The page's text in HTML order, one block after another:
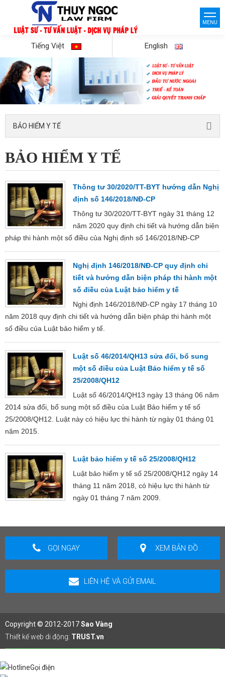
MENU
Tiếng Việt English
BẢO HIỂM Y TẾ
BẢO HIỂM Y TẾ
Thông tư 30/2020/TT-BYT hướng dẫn Nghị
định số 146/2018/NĐ-CP
Thông tư 30/2020/TT-BYT ngày 31 tháng 12
năm 2020 quy định chi tiết và hướng dẫn biện
pháp thi hành một số điều của Nghị định số 146/2018/NĐ-CP
Nghị định 146/2018/NĐ-CP quy định chi
tiết và hướng dẫn biện pháp thi hành một
số điều của Luật bảo hiểm y tế
Nghị định 146/2018/NĐ-CP ngày 17 tháng 10
năm 2018 quy định chi tiết và hướng dẫn biện pháp thi hành một
số điều của Luật bảo hiểm y tế.
Luật số 46/2014/QH13 sửa đổi, bổ sung
một số điều của Luật Bảo hiểm y tế số
25/2008/QH12
Luật số 46/2014/QH13 ngày 13 tháng 06 năm
2014 sửa đổi, bổ sung một số điều của Luật Bảo hiểm y tế số
25/2008/QH12. Luật này có hiệu lực thi hành từ ngày 01 tháng 01
năm 2015.
Luật bảo hiểm y tế số 25/2008/QH12
Luật bảo hiểm y tế số 25/2008/QH12 ngày 14
tháng 11 năm 2018, có hiệu lực thi hành từ
ngày 01 tháng 7 năm 2009.
GỌI NGAY XEM BẢN ĐỒ
LIÊN HỆ VÀ GỬI EMAIL
Copyright © 2012-2017Sao Vàng
Thiết kế web di động: TRUST.vn
Gọi điện